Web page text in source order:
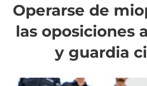
Operarse de
las oposiciones
y guardia